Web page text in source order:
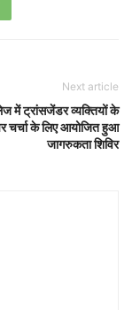
Next article
में ट्रांसजेंडर व्यक्तियों के
चर्चा के लिए आयोजित हुआ
जागरुकता शिविर